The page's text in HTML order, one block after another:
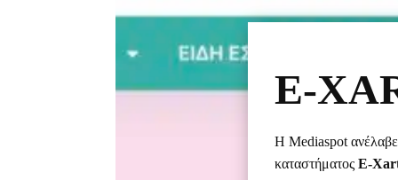
E-
Η Mediaspot ανέλαβε
καταστήματος E-